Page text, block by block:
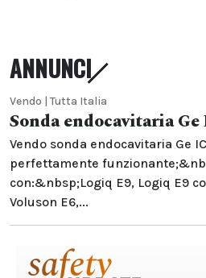
ANNUNCI
Vendo | Tutta Italia
Sonda endocavitaria
Vendo sonda endocavitaria Ge
perfettamente
con:&nbsp;Logiq E9, Logiq E9
Voluson E6,...